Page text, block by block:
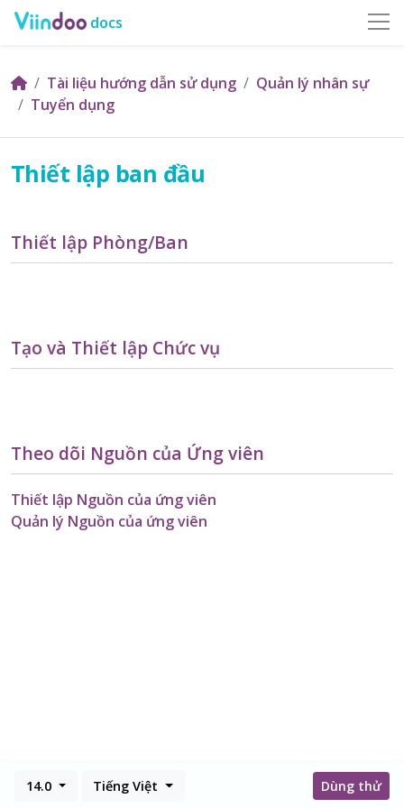
14.0 Tiếng Việt Dùng thử
docs
Tài liệu hướng dẫn sử dụng
Quản lý nhân sự
Tuyển dụng
Thiết lập ban đầu
Thiết lập Phòng/Ban
Tạo và Thiết lập Chức vụ
Theo dõi Nguồn của Ứng viên
Thiết lập Nguồn của ứng viên
Quản lý Nguồn của ứng viên